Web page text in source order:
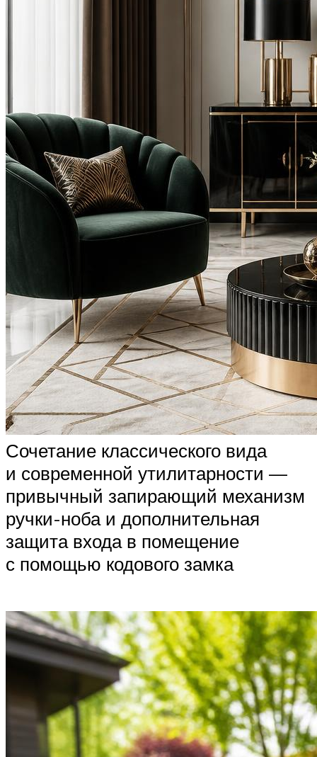
Сочетание классического вида
и современной утилитарности —
привычный запирающий механизм
ручки-ноба и дополнительная
защита входа в помещение
с помощью кодового замка